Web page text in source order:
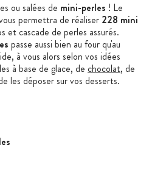
ou salées de mini-perles ! Le
permettra de réaliser 228 mini
et cascade de perles assurés.
passe aussi bien au four qu'au
à vous alors selon vos idées
à base de glace, de chocolat, de
les déposer sur vos desserts.